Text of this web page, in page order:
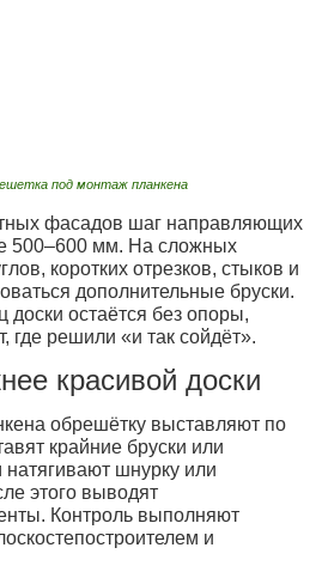
под монтаж планкена
фасадов шаг направляющих
500–600 мм. На сложных
коротких отрезков, стыков и
дополнительные бруски.
доски остаётся без опоры,
где решили «и так сойдёт».
красивой доски
обрешётку выставляют по
крайние бруски или
шнурку или
этого выводят
Контроль выполняют
и